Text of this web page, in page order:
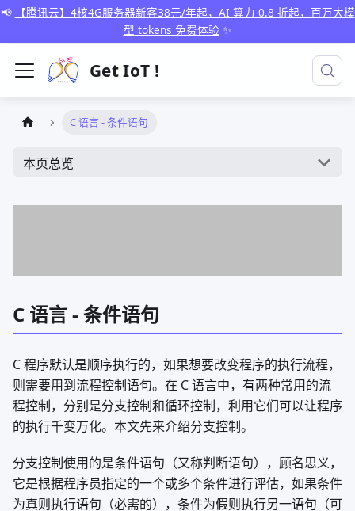
📢
【腾讯云】4核4G服务器新客38元/年起，AI 算力 0.8 折起，百万大模
型 tokens 免费体验 ✨
Get IoT !
C 语言 - 条件语句
本页总览
C 语言 - 条件语句
C 程序默认是顺序执行的，如果想要改变程序的执行流程，
则需要用到流程控制语句。在 C 语言中，有两种常用的流
程控制，分别是分支控制和循环控制，利用它们可以让程序
的执行千变万化。本文先来介绍分支控制。
分支控制使用的是条件语句（又称判断语句），顾名思义，
它是根据程序员指定的一个或多个条件进行评估，如果条件
为真则执行语句（必需的），条件为假则执行另一语句（可